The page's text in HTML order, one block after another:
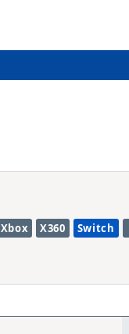
Xbox X360 Switch